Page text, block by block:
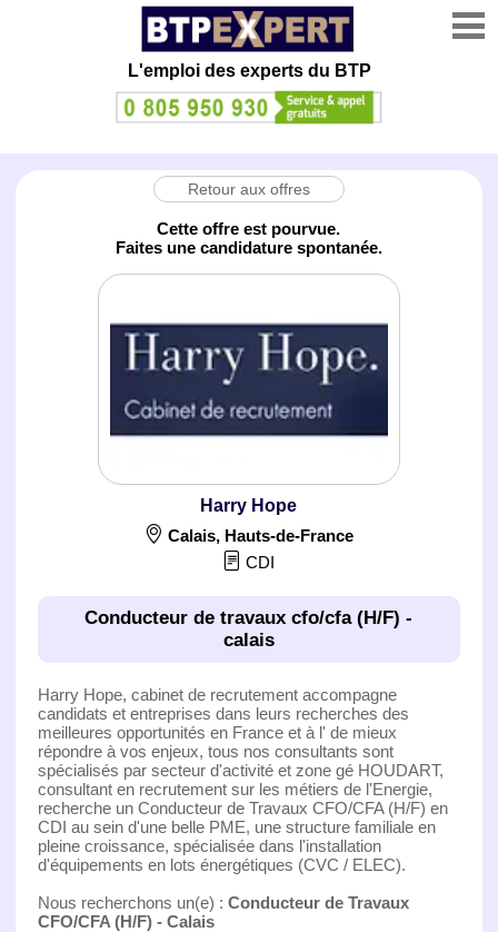
L'emploi des experts du BTP
Retour aux offres
Cette offre est pourvue.
Faites une candidature spontanée.
Harry Hope
Calais, Hauts-de-France
CDI
Conducteur de travaux cfo/cfa (H/F) -
calais
Harry Hope, cabinet de recrutement accompagne
candidats et entreprises dans leurs recherches des
meilleures opportunités en France et à l' de mieux
répondre à vos enjeux, tous nos consultants sont
spécialisés par secteur d'activité et zone gé HOUDART,
consultant en recrutement sur les métiers de l'Energie,
recherche un Conducteur de Travaux CFO/CFA (H/F) en
CDI au sein d'une belle PME, une structure familiale en
pleine croissance, spécialisée dans l'installation
d'équipements en lots énergétiques (CVC / ELEC).
Nous recherchons un(e) : Conducteur de Travaux
CFO/CFA (H/F) - Calais